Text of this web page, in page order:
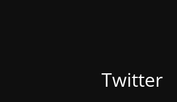
Twitter